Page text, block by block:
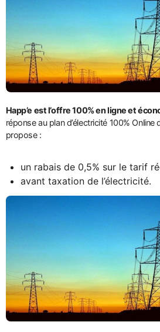
Happ’e est l’offre 100% en ligne et
réponse au plan d’électricité 100% Online
propose :
un rabais de 0,5% sur le tarif
avant taxation de l’électricité.